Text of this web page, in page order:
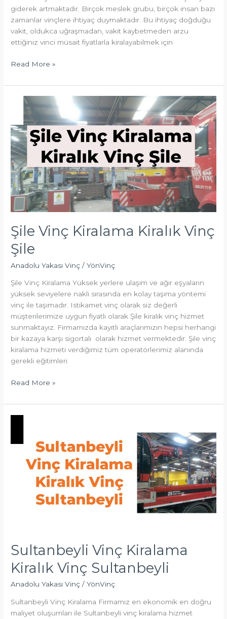
giderek artmaktadır. Birçok meslek grubu, birçok insan bazı
zamanlar vinçlere ihtiyaç duymaktadır. Bu ihtiyaç doğduğu
vakit, oldukca uğraşmadan, vakit kaybetmeden arzu
ettiğiniz vinci müsait fiyatlarla kiralayabilmek için
Read More »
Şile Vinç Kiralama Kiralık Vinç
Şile
Anadolu Yakası Vinç /YönVinç
Şile Vinç Kiralama Yüksek yerlere ulaşım ve ağır eşyaların
yüksek seviyelere nakli sırasında en kolay taşıma yöntemi
vinç ile taşımadır. Istikamet vinç olarak siz değerli
müşterilerimize uygun fiyatlı olarak Şile kiralık vinç hizmet
sunmaktayız. Firmamızda kayıtlı araçlarımızın hepsi herhangi
bir kazaya karşı sigortalı olarak hizmet vermektedir. Şile vinç
kiralama hizmeti verdiğimiz tüm operatörlerimiz alanında
gerekli eğitimleri
Vinç
Kiralama
Kiralık
Vinç
Şile
Read More »
Sultanbeyli Vinç Kiralama
Kiralık Vinç Sultanbeyli
Anadolu Yakası Vinç /YönVinç
Sultanbeyli Vinç Kiralama Firmamız en ekonomik en doğru
maliyet oluşumları ile Sultanbeyli vinç kiralama hizmet
Kiralama
Sultanbeyli